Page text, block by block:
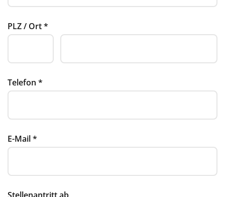
PLZ / Ort*
Telefon *
E-Mail*